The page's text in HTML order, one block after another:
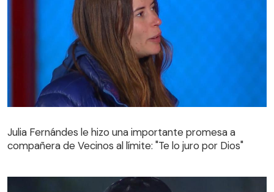
compañera de Vecinos al límite: "Te lo juro por Dios"
Julia Fernándes le hizo una importante promesa a
compañera de Vecinos al límite: "Te lo juro por Dios"